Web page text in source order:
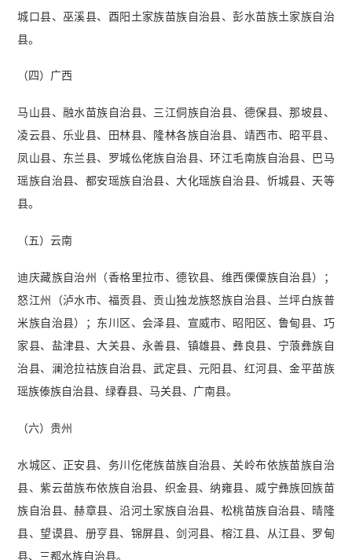
城口县、巫溪县、酉阳土家族苗族自治县、彭水苗族土家族自治
县。
（四）广西
马山县、融水苗族自治县、三江侗族自治县、德保县、那坡县、
凌云县、乐业县、田林县、隆林各族自治县、靖西市、昭平县、
凤山县、东兰县、罗城仫佬族自治县、环江毛南族自治县、巴马
瑶族自治县、都安瑶族自治县、大化瑶族自治县、忻城县、天等
县。
（五）云南
迪庆藏族自治州（香格里拉市、德钦县、维西傈僳族自治县）；
怒江州（泸水市、福贡县、贡山独龙族怒族自治县、兰坪白族普
米族自治县）；东川区、会泽县、宣威市、昭阳区、鲁甸县、巧
家县、盐津县、大关县、永善县、镇雄县、彝良县、宁蒗彝族自
治县、澜沧拉祜族自治县、武定县、元阳县、红河县、金平苗族
瑶族傣族自治县、绿春县、马关县、广南县。
（六）贵州
水城区、正安县、务川仡佬族苗族自治县、关岭布依族苗族自治
县、紫云苗族布依族自治县、织金县、纳雍县、威宁彝族回族苗
族自治县、赫章县、沿河土家族自治县、松桃苗族自治县、晴隆
县、望谟县、册亨县、锦屏县、剑河县、榕江县、从江县、罗甸
县、三都水族自治县。